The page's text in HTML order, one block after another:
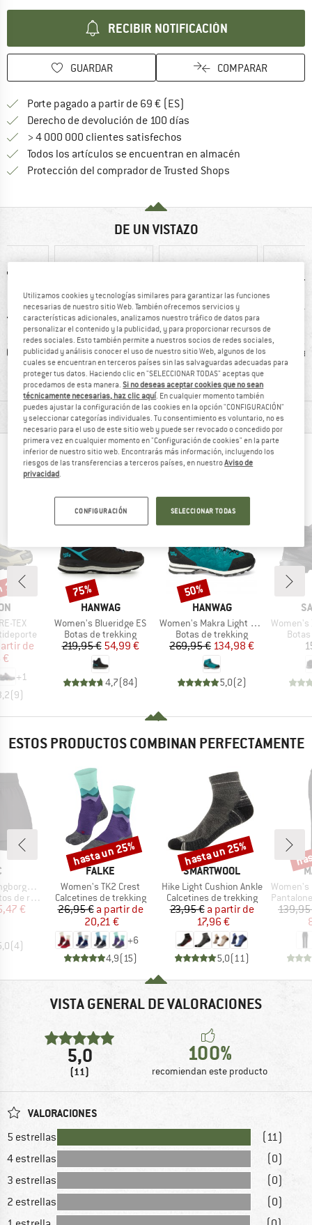
RECIBIR NOTIFICACIÓN
GUARDAR COMPARAR
Porte pagado a partir de 69 € (ES)
Derecho de devolución de 100 días
> 4 000 000 clientes satisfechos
Todos los artículos se encuentran en almacén
Protección del comprador de Trusted Shops
DE UN VISTAZO
g 100% recomiendan Impermeable
INFORMACIÓN DEL MATERIAL Y CARACTERÍSTICAS
OTROS CLIENTES QUE SE MIRARON ESTO
TEX
reducido
de
€
+1
(9)
MARCA
HANWAG
Artículo
Women's Blueridge ES
Product group
Botas de trekking
Precio
219,95 €Precio reducido
54,99 €
4,7(84)
Descuento
75%
MARCA
HANWAG
Artículo
Women's Makra Light GTX
Product group
Botas de trekking
Precio
269,95 €Precio reducido
134,98 €
5,0(2)
Descuento
50%
Artículo
Women's X Ultra
ESTOS PRODUCTOS COMBINAN PERFECTAMENTE
2in1 Shorts II
running
reducido
€
(4)
MARCA
FALKE
Artículo
Women's TK2 Crest
Product group
Calcetines de trekking
Precio
26,95 € Precio reducido
a partir de
20,21 €
+6
4,9(15)
Descuento
hasta un 25%
MARCA
SMARTWOOL
Artículo
Hike Light Cushion Ankle
Product group
Calcetines de trekking
Precio
23,95 € Precio reducido
a partir de
17,96 €
5,0(11 )
Descuento
hasta un 25%
Artículo
Women's
Product
VISTA GENERAL DE VALORACIONES
5,0
(11)
100%
recomiendan este producto
VALORACIONES
5 estrellas
(11)
4 estrellas
(0)
3 estrellas
(0)
2 estrellas
(0)
Utilizamos cookies y tecnologías similares para garantizar las funciones
necesarias de nuestro sitio Web. También ofrecemos servicios y
características adicionales, analizamos nuestro tráfico de datos para
personalizar el contenido y la publicidad, y para proporcionar recursos de
redes sociales. Esto también permite a nuestros socios de redes sociales,
publicidad y análisis conocer el uso de nuestro sitio Web, algunos de los
cuales se encuentran en terceros países sin las salvaguardas adecuadas para
proteger tus datos. Haciendo clic en "SELECCIONAR TODAS" aceptas que
procedamos de esta manera.Si no deseas aceptar cookies que no sean
técnicamente necesarias, haz clic aquí. En cualquier momento también
puedes ajustar la configuración de las cookies en la opción "CONFIGURACIÓN"
y seleccionar categorías individuales. Tu consentimiento es voluntario, no es
necesario para el uso de este sitio web y puede ser revocado o concedido por
primera vez en cualquier momento en "Configuración de cookies" en la parte
inferior de nuestro sitio web. Encontrarás más información, incluyendo los
riesgos de las transferencias a terceros países, en nuestroAviso de
privacidad.
CONFIGURACIÓN SELECCIONAR TODAS